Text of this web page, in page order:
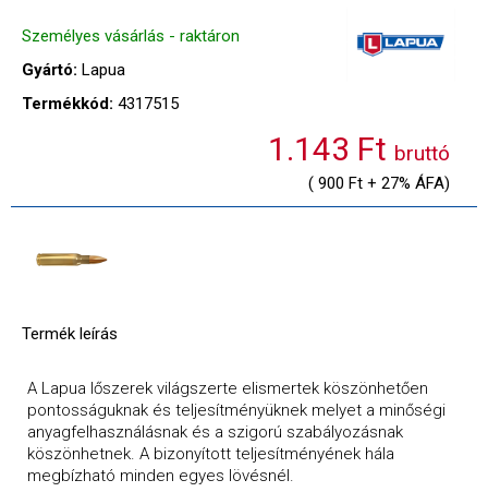
Személyes vásárlás - raktáron
Gyártó: Lapua
Termékkód: 4317515
1.143 Ft bruttó
( 900 Ft + 27% ÁFA)
Termék leírás
A Lapua lőszerek világszerte elismertek köszönhetően
pontosságuknak és teljesítményüknek melyet a minőségi
anyagfelhasználásnak és a szigorú szabályozásnak
köszönhetnek. A bizonyított teljesítményének hála
megbízható minden egyes lövésnél.